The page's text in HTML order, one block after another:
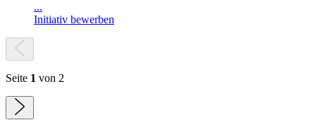
...
Initiativ bewerben
Seite 1 von 2